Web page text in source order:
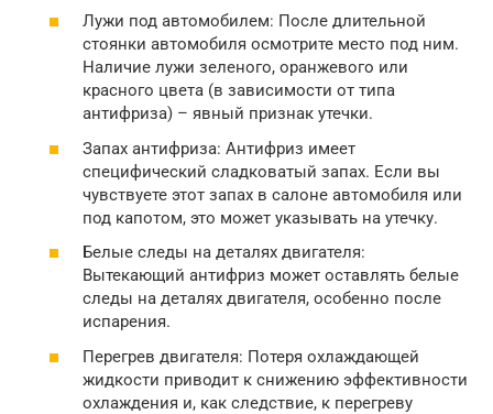
Лужи под автомобилем: После длительной
стоянки автомобиля осмотрите место под ним.
Наличие лужи зеленого, оранжевого или
красного цвета (в зависимости от типа
антифриза) – явный признак утечки.
Запах антифриза: Антифриз имеет
специфический сладковатый запах. Если вы
чувствуете этот запах в салоне автомобиля или
под капотом, это может указывать на утечку.
Белые следы на деталях двигателя:
Вытекающий антифриз может оставлять белые
следы на деталях двигателя, особенно после
испарения.
Перегрев двигателя: Потеря охлаждающей
жидкости приводит к снижению эффективности
охлаждения и, как следствие, к перегреву